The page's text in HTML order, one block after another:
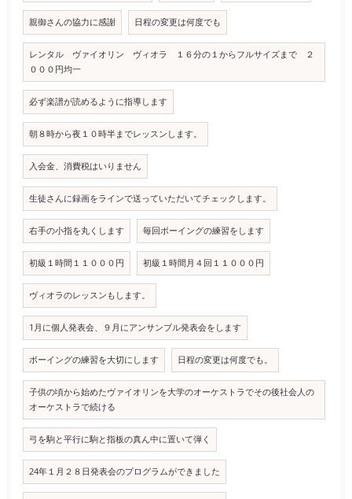
親御さんの協力に感謝 日程の変更は何度でも
レンタル ヴァイオリン ヴィオラ １６分の１からフルサイズまで ２
０００円均一
必ず楽譜が読めるように指導します
朝８時から夜１０時半までレッスンします。
入会金、消費税はいりません
生徒さんに録画をラインで送っていただいてチェックします。
右手の小指を丸くします 毎回ボーイングの練習をします
初級１時間１１０００円 初級１時間月４回１１０００円
ヴィオラのレッスンもします。
1月に個人発表会、９月にアンサンブル発表会をします
ボーイングの練習を大切にします 日程の変更は何度でも。
子供の頃から始めたヴァイオリンを大学のオーケストラでその後社会人の
オーケストラで続ける
弓を駒と平行に駒と指板の真ん中に置いて弾く
24年１月２８日発表会のプログラムができました